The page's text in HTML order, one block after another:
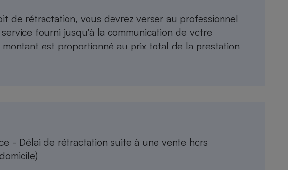
de rétractation, vous devrez verser au professionnel
fourni jusqu'à la communication de votre
est proportionné au prix total de la prestation
- Délai de rétractation suite à une vente hors